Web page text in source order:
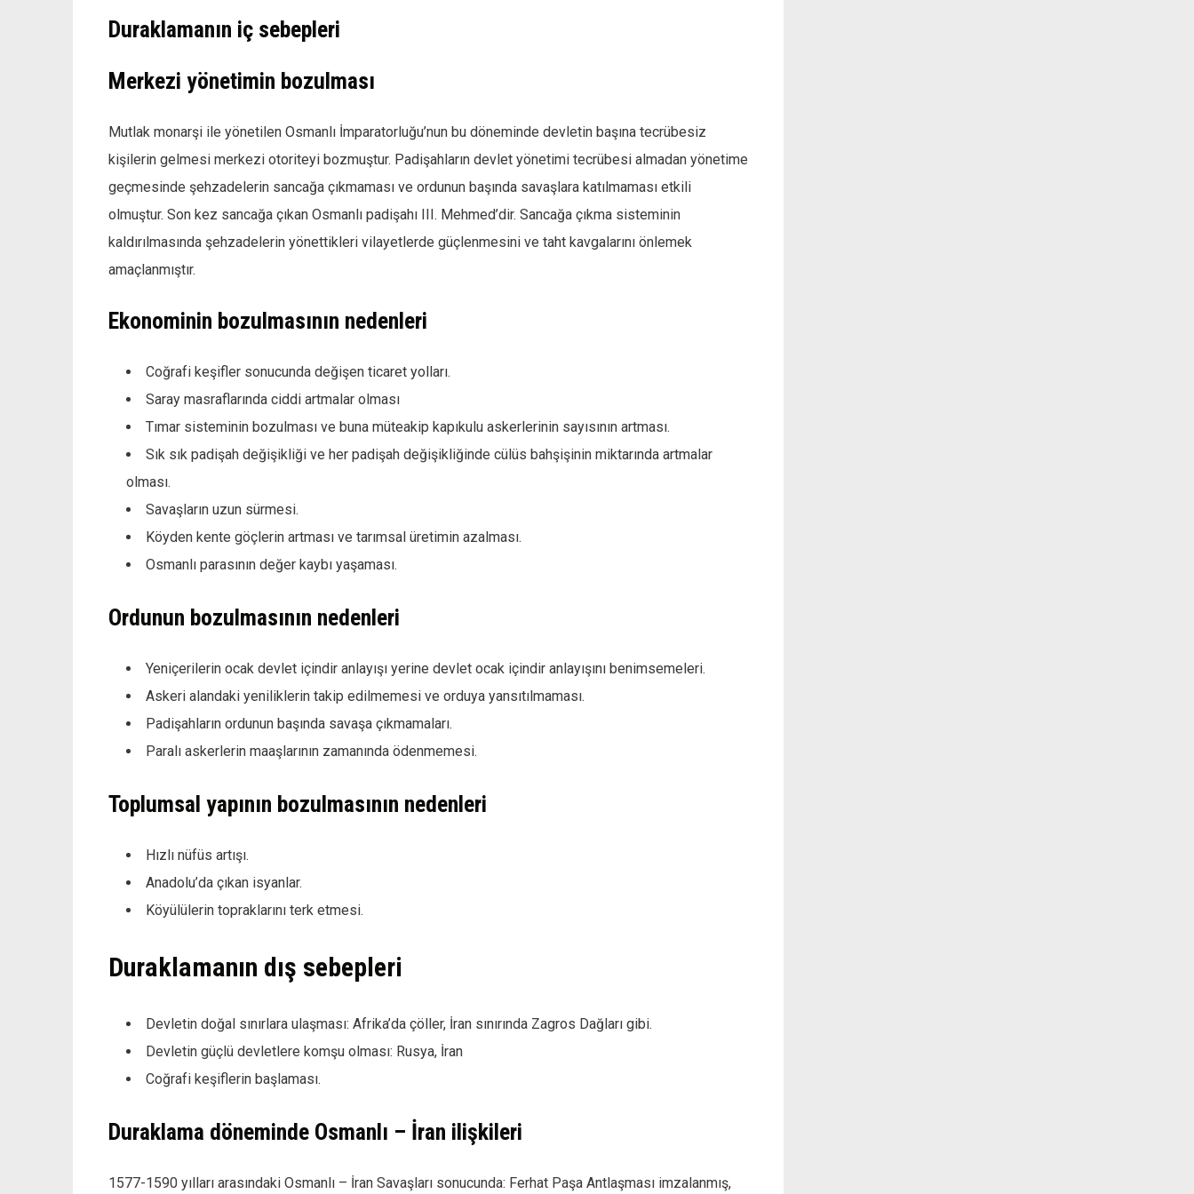
Duraklamanın iç sebepleri
Merkezi yönetimin bozulması
Mutlak monarşi ile yönetilen Osmanlı İmparatorluğu’nun bu döneminde devletin başına tecrübesiz
kişilerin gelmesi merkezi otoriteyi bozmuştur. Padişahların devlet yönetimi tecrübesi almadan yönetime
geçmesinde şehzadelerin sancağa çıkmaması ve ordunun başında savaşlara katılmaması etkili
olmuştur. Son kez sancağa çıkan Osmanlı padişahı III. Mehmed’dir. Sancağa çıkma sisteminin
kaldırılmasında şehzadelerin yönettikleri vilayetlerde güçlenmesini ve taht kavgalarını önlemek
amaçlanmıştır.
Ekonominin bozulmasının nedenleri
Coğrafi keşifler sonucunda değişen ticaret yolları.
Saray masraflarında ciddi artmalar olması
Tımar sisteminin bozulması ve buna müteakip kapıkulu askerlerinin sayısının artması.
Sık sık padişah değişikliği ve her padişah değişikliğinde cülüs bahşişinin miktarında artmalar
olması.
Savaşların uzun sürmesi.
Köyden kente göçlerin artması ve tarımsal üretimin azalması.
Osmanlı parasının değer kaybı yaşaması.
Ordunun bozulmasının nedenleri
Yeniçerilerin ocak devlet içindir anlayışı yerine devlet ocak içindir anlayışını benimsemeleri.
Askeri alandaki yeniliklerin takip edilmemesi ve orduya yansıtılmaması.
Padişahların ordunun başında savaşa çıkmamaları.
Paralı askerlerin maaşlarının zamanında ödenmemesi.
Toplumsal yapının bozulmasının nedenleri
Hızlı nüfüs artışı.
Anadolu’da çıkan isyanlar.
Köyülülerin topraklarını terk etmesi.
Duraklamanın dış sebepleri
Devletin doğal sınırlara ulaşması: Afrika’da çöller, İran sınırında Zagros Dağları gibi.
Devletin güçlü devletlere komşu olması: Rusya, İran
Coğrafi keşiflerin başlaması.
Duraklama döneminde Osmanlı – İran ilişkileri
1577-1590 yılları arasındaki Osmanlı – İran Savaşları sonucunda: Ferhat Paşa Antlaşması imzalanmış,